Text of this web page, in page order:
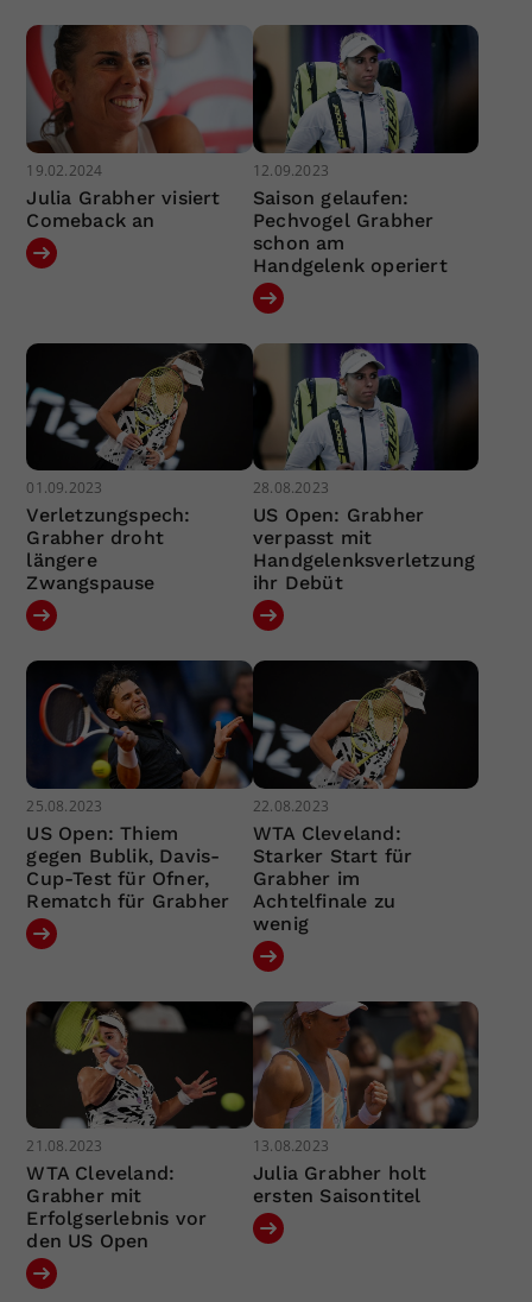
19.02.2024
Julia Grabher visiert
Comeback an
12.09.2023
Saison gelaufen:
Pechvogel Grabher
schon am
Handgelenk operiert
01.09.2023
Verletzungspech:
Grabher droht
längere
Zwangspause
28.08.2023
US Open: Grabher
verpasst mit
Handgelenksverletzung
ihr Debüt
25.08.2023
US Open: Thiem
gegen Bublik, Davis-
Cup-Test für Ofner,
Rematch für Grabher
22.08.2023
WTA Cleveland:
Starker Start für
Grabher im
Achtelfinale zu
wenig
21.08.2023
WTA Cleveland:
Grabher mit
Erfolgserlebnis vor
den US Open
13.08.2023
Julia Grabher holt
ersten Saisontitel